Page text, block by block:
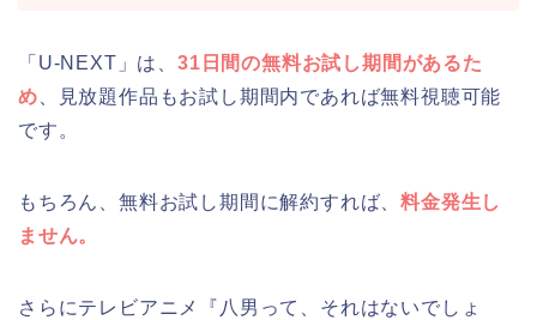
「U-NEXT」は、 31日間の無料お試し期間があるた
め 、見放題作品もお試し期間内であれば無料視聴可能
です。
もちろん、無料お試し期間に解約すれば、料金発生し
ません。
さらにテレビアニメ『八男って、それはないでしょ